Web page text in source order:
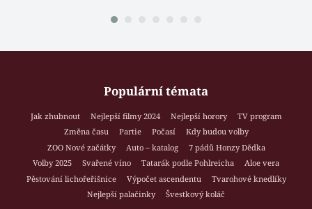
Populární témata
Jak zhubnout Nejlepší filmy 2024 Nejlepší horory
TV program
Změna času
Partie Počasí
Kdy budou volby
ZOO Nové začátky
Auto – katalog
7 pádů Honzy Dědka
Volby 2025
Svařené víno Tatarák podle Pohlreicha
Aloe vera
Pěstování lichořeřišnice
Výpočet ascendentu
Tvarohové knedlíky
Nejlepší palačinky
Švestkový koláč